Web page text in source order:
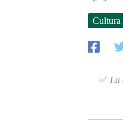
Cultura
✅ La